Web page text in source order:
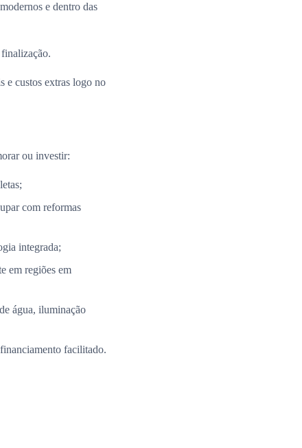
e dentro das
e custos extras logo no
ou investir:
com reformas
integrada;
em regiões em
água, iluminação
facilitado.